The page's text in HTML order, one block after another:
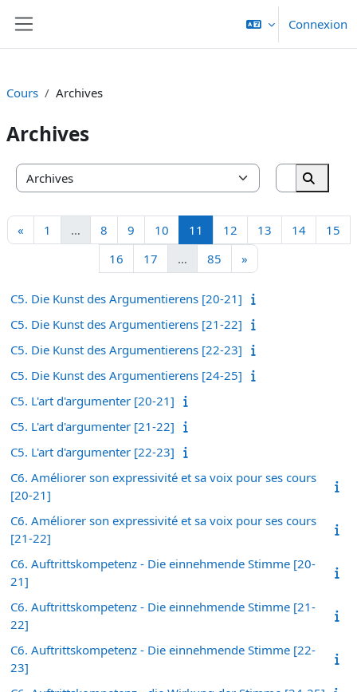
Connexion
Cours Archives
Archives
Catégories de cours
«Page précédente
1 … 8Page 8
9Page 9
10Page 10
11 Page 11
12Page 12
13Page 13
14Page 14
15
16Page 16
17Page 17
… 85Page 85
»Page suivante
C5. Die Kunst des Argumentierens [20-21]
C5. Die Kunst des Argumentierens [21-22]
C5. Die Kunst des Argumentierens [22-23]
C5. Die Kunst des Argumentierens [24-25]
C5. L'art d'argumenter [20-21]
C5. L'art d'argumenter [21-22]
C5. L'art d'argumenter [22-23]
C6. Améliorer son expressivité et sa voix pour ses cours
[20-21]
C6. Améliorer son expressivité et sa voix pour ses cours
[21-22]
C6. Auftrittskompetenz - Die einnehmende Stimme [20-
21]
C6. Auftrittskompetenz - Die einnehmende Stimme [21-
22]
C6. Auftrittskompetenz - Die einnehmende Stimme [22-
23]